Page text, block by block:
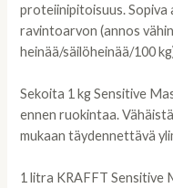
proteiinipitoisuus. Sopiva
ravintoarvon (annos
heinää/säilöheinää/100
Sekoita 1 kg Sensitive
ennen ruokintaa.
mukaan täydennettävä
1 litra KRAFFT Sensitive